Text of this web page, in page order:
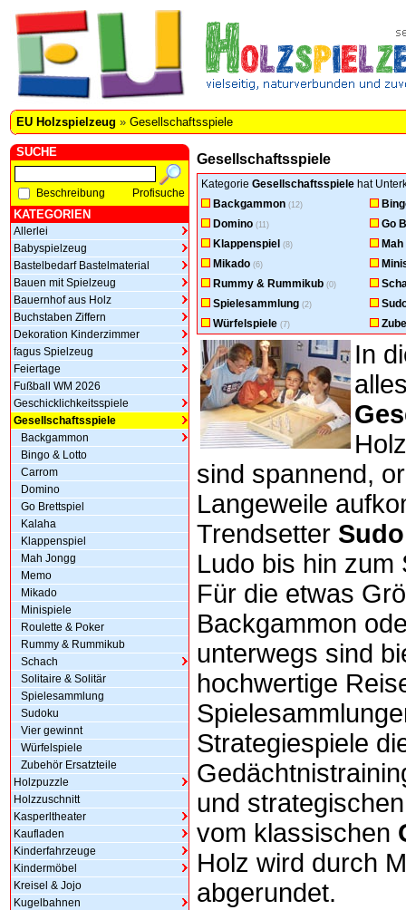
EU Holzspielzeug » Gesellschaftsspiele
SUCHE
Beschreibung Profisuche
KATEGORIEN
Allerlei
Babyspielzeug
Bastelbedarf Bastelmaterial
Bauen mit Spielzeug
Bauernhof aus Holz
Buchstaben Ziffern
Dekoration Kinderzimmer
fagus Spielzeug
Feiertage
Fußball WM 2026
Geschicklichkeitsspiele
Gesellschaftsspiele
Backgammon
Bingo & Lotto
Carrom
Domino
Go Brettspiel
Kalaha
Klappenspiel
Mah Jongg
Memo
Mikado
Minispiele
Roulette & Poker
Rummy & Rummikub
Schach
Solitaire & Solitär
Spielesammlung
Sudoku
Vier gewinnt
Würfelspiele
Zubehör Ersatzteile
Holzpuzzle
Holzzuschnitt
Kasperltheater
Kaufladen
Kinderfahrzeuge
Kindermöbel
Kreisel & Jojo
Kugelbahnen
Gesellschaftsspiele
Kategorie Gesellschaftsspiele hat
Backgammon (12)
Domino (11)
Go
Klappenspiel (8)
Mikado (6)
Rummy & Rummikub (0)
Spielesammlung (2)
Würfelspiele (7)
In
sind spannend,
Langeweile
Trendsetter
Ludo bis hin zum
Für die etwas
Backgammon
unterwegs sind
hochwertige
Strategiespiele
und
vom klassischen
Holz wird durch
abgerundet.